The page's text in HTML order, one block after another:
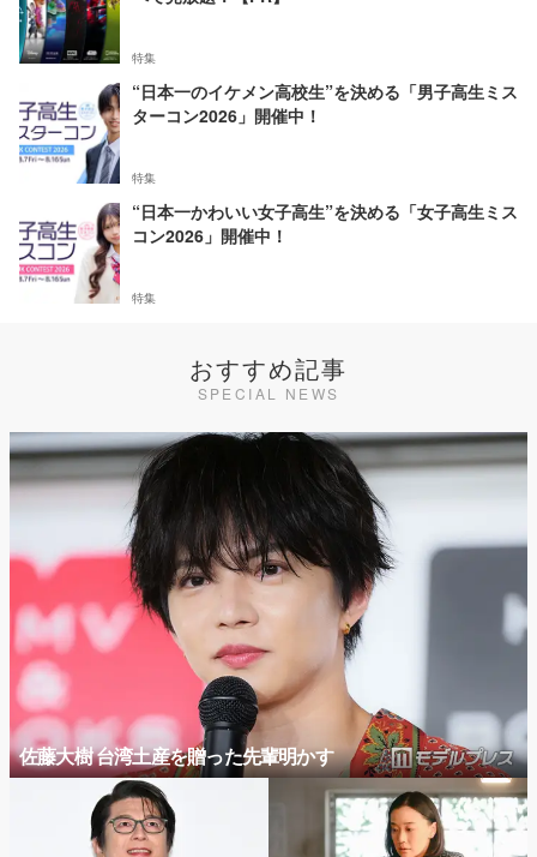
特集
“日本一のイケメン高校生”を決める「男子高生ミス
ターコン2026」開催中！
特集
“日本一かわいい女子高生”を決める「女子高生ミス
コン2026」開催中！
特集
おすすめ記事
SPECIAL NEWS
佐藤大樹 台湾土産を贈った先輩明かす